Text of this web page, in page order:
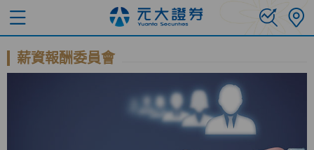
薪資報酬委員會